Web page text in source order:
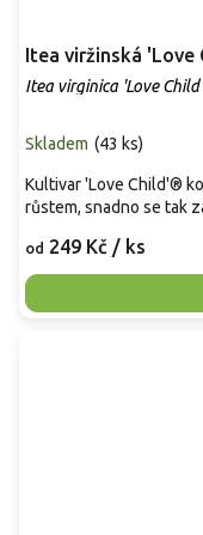
Itea viržinská 'Love
Itea virginica 'Love Child'
Skladem (43 ks)
od 249 Kč / ks
Kultivar 'Love Child'®
růstem, snadno se tak